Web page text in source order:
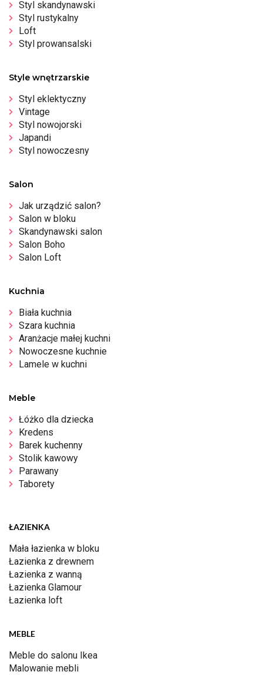
Styl skandynawski
Styl rustykalny
Loft
Styl prowansalski
Style wnętrzarskie
Styl eklektyczny
Vintage
Styl nowojorski
Japandi
Styl nowoczesny
Salon
Jak urządzić salon?
Salon w bloku
Skandynawski salon
Salon Boho
Salon Loft
Kuchnia
Biała kuchnia
Szara kuchnia
Aranżacje małej kuchni
Nowoczesne kuchnie
Lamele w kuchni
Meble
Łóżko dla dziecka
Kredens
Barek kuchenny
Stolik kawowy
Parawany
Taborety
ŁAZIENKA
Mała łazienka w bloku
Łazienka z drewnem
Łazienka z wanną
Łazienka Glamour
Łazienka loft
MEBLE
Meble do salonu Ikea
Malowanie mebli